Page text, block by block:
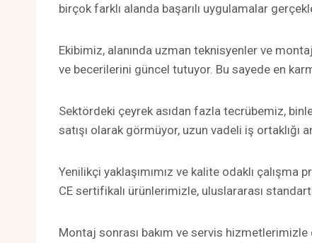
birçok farklı alanda başarılı uygulamalar
Ekibimiz, alanında uzman teknisyenler ve
ve becerilerini güncel tutuyor. Bu sayede en
Sektördeki çeyrek asıdan fazla tecrübemiz,
satışı olarak görmüyor, uzun vadeli iş ortaklığı
Yenilikçi yaklaşımımız ve kalite odaklı
CE sertifikalı ürünlerimizle, uluslararası
Montaj sonrası bakım ve servis